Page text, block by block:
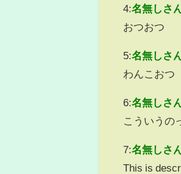
4:名無しさ
おつおつ
5:名無しさ
わんこおつ
6:名無しさ
こういうの
7:名無しさ
This is